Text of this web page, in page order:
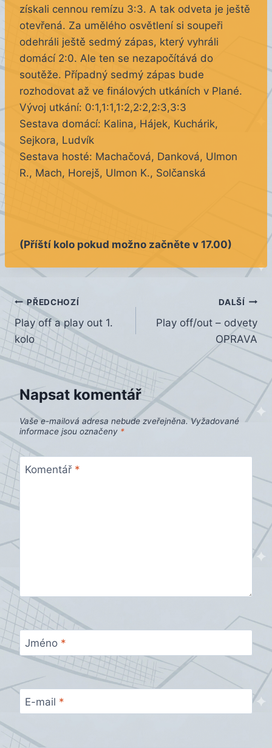
získali cennou remízu 3:3. A tak odveta je ještě
otevřená. Za umělého osvětlení si soupeři
odehráli ještě sedmý zápas, který vyhráli
domácí 2:0. Ale ten se nezapočítává do
soutěže. Případný sedmý zápas bude
rozhodovat až ve finálových utkáních v Plané.
Vývoj utkání: 0:1,1:1,1:2,2:2,2:3,3:3
Sestava domácí: Kalina, Hájek, Kuchárik,
Sejkora, Ludvík
Sestava hosté: Machačová, Danková, Ulmon
R., Mach, Horejš, Ulmon K., Solčanská
(Příští kolo pokud možno začněte v 17.00)
Navigace
pro
příspěvek
PŘEDCHOZÍ
Play off a play out 1.
kolo
DALŠÍ
Play off/out – odvety
OPRAVA
Napsat komentář
Vaše e-mailová adresa nebude zveřejněna. Vyžadované
informace jsou označeny *
Komentář *
Jméno *
E-mail *